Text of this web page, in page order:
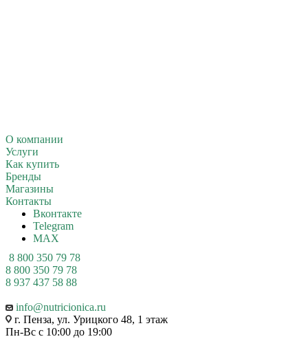
О компании
Услуги
Как купить
Бренды
Магазины
Контакты
Вконтакте
Telegram
MAX
8 800 350 79 78
8 800 350 79 78
8 937 437 58 88
info@nutricionica.ru
г. Пенза, ул. Урицкого 48, 1 этаж
Пн-Вс с 10:00 до 19:00